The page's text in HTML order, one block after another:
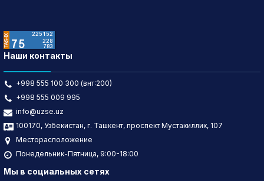
Наши контакты
+998 555 100 300 (внт:200)
+998 555 009 995
info@uzse.uz
100170, Узбекистан, г. Ташкент, проспект Мустакиллик, 107
Месторасположение
Понедельник-Пятница, 9:00-18:00
Мы в социальных сетях